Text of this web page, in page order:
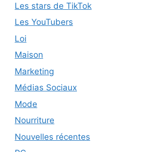
Les stars de TikTok
Les YouTubers
Loi
Maison
Marketing
Médias Sociaux
Mode
Nourriture
Nouvelles récentes